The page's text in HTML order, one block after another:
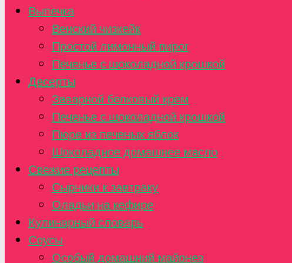
Выпечка
Венский чизкейк
Простой лимонный пирог
Печенье с шоколадной крошкой
Десерты
Заварной белковый крем
Печенье с шоколадной крошкой
Пюре из печеных яблок
Шоколадное домашнее масло
Свежие рецепты
Сырники к завтраку
Оладьи на кефире
Кулинарный словарь
Соусы
Особый домашний майонез